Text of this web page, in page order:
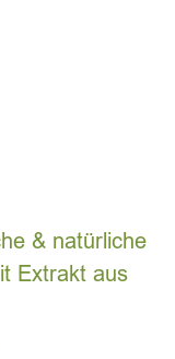
& natürliche
Extrakt aus